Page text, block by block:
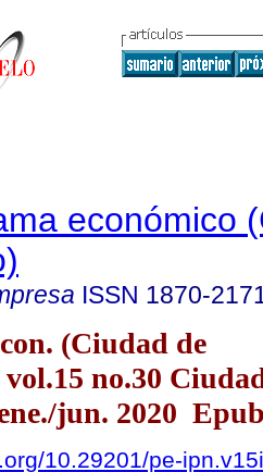
económico
ISSN 1870-
(Ciudad de
no.30
jun. 2020
10.29201/pe-